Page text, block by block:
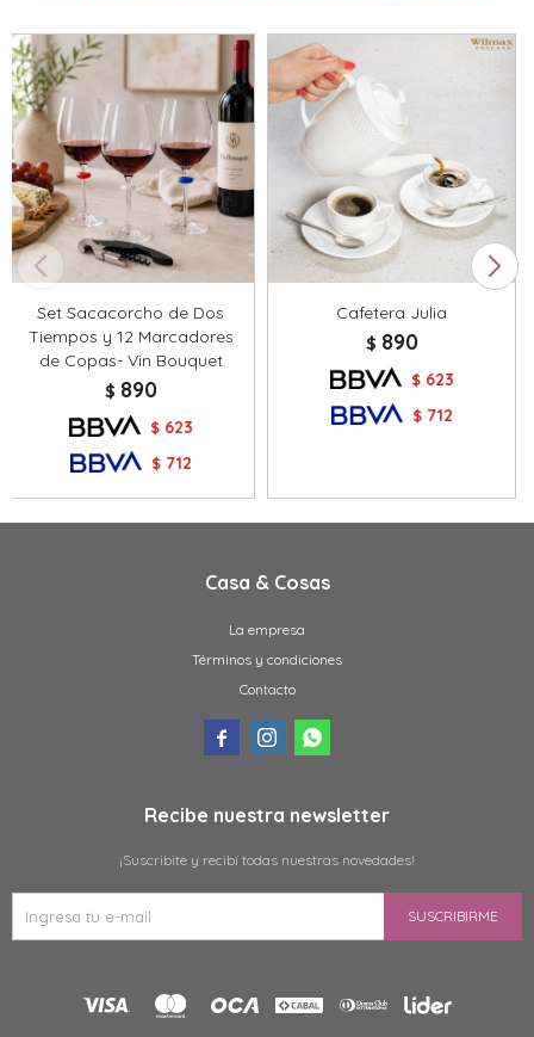
Set Sacacorcho de Dos
Tiempos y 12 Marcadores
de Copas- Vin Bouquet
$ 890
$ 623
$ 712
Cafetera Julia
$ 890
$ 623
$ 712
Casa & Cosas
La empresa
Términos y condiciones
Contacto
  
Recibe nuestra newsletter
¡Suscribite y recibí todas nuestras novedades!
SUSCRIBIRME